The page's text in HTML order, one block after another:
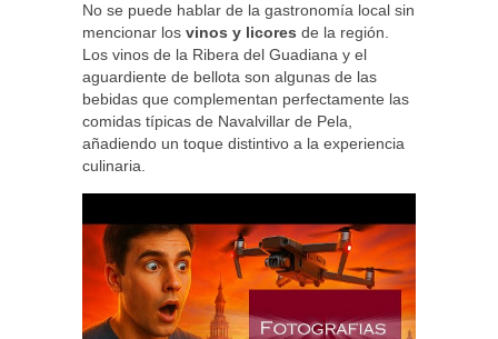
No se puede hablar de la gastronomía local sin
mencionar los vinos y licores de la región.
Los vinos de la Ribera del Guadiana y el
aguardiente de bellota son algunas de las
bebidas que complementan perfectamente las
comidas típicas de Navalvillar de Pela,
añadiendo un toque distintivo a la experiencia
culinaria.